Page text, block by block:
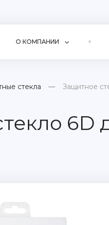
О КОМПАНИИ
стекла Защитное
6D